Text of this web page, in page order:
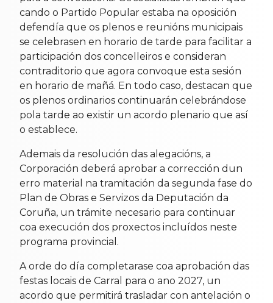
cando o Partido Popular estaba na oposición
defendía que os plenos e reunións municipais
se celebrasen en horario de tarde para facilitar a
participación dos concelleiros e consideran
contraditorio que agora convoque esta sesión
en horario de mañá. En todo caso, destacan que
os plenos ordinarios continuarán celebrándose
pola tarde ao existir un acordo plenario que así
o establece.
Ademais da resolución das alegacións, a
Corporación deberá aprobar a corrección dun
erro material na tramitación da segunda fase do
Plan de Obras e Servizos da Deputación da
Coruña, un trámite necesario para continuar
coa execución dos proxectos incluídos neste
programa provincial.
A orde do día completarase coa aprobación das
festas locais de Carral para o ano 2027, un
acordo que permitirá trasladar con antelación o